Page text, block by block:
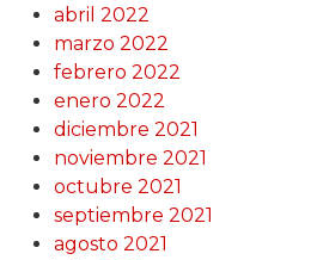
abril 2022
marzo 2022
febrero 2022
enero 2022
diciembre 2021
noviembre 2021
octubre 2021
septiembre 2021
agosto 2021